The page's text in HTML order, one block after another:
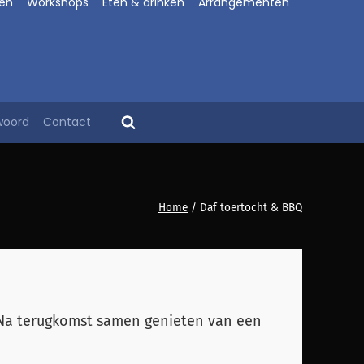
Contact
Home / Daf toertocht & BBQ
terugkomst samen genieten van een